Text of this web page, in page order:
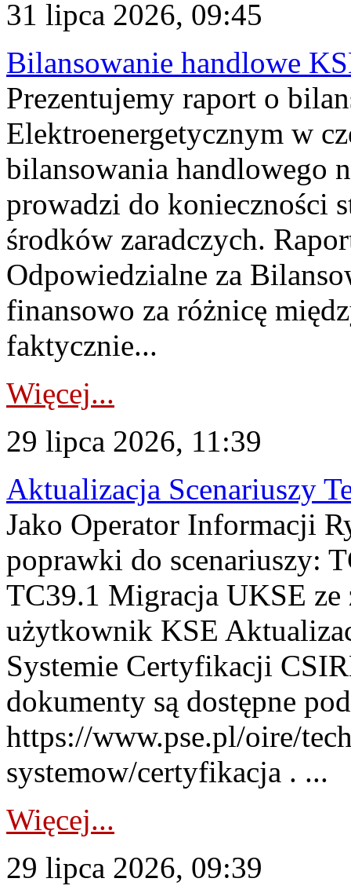
31 lipca 2026, 09:45
Bilansowanie handlowe
Prezentujemy raport o
Elektroenergetycznym w
bilansowania handlowego
prowadzi do konieczności
środków zaradczych.
Odpowiedzialne za
finansowo za różnicę
faktycznie...
Więcej...
29 lipca 2026, 11:39
Aktualizacja Scenariuszy
Jako Operator Informacji
poprawki do scenariuszy:
TC39.1 Migracja UKSE
użytkownik KSE
Systemie Certyfikacji
dokumenty są dostępne
https://www.pse.pl/oire/
systemow/certyfikacja . ...
Więcej...
29 lipca 2026, 09:39